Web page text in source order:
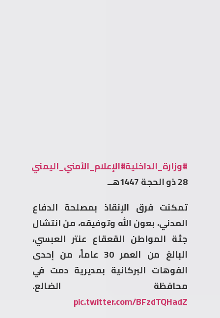
#وزارة_الداخلية#الإعلام_الأمني_اليمني
28 ذو الحجة 1447هــ
تمكنت فرق الإنقاذ بمصلحة الدفاع
المدني، بعون الله وتوفيقه، من انتشال
جثة المواطن القعقاع عنتر العبسي،
البالغ من العمر 30 عاماً، من إحدى
الفوهات البركانية بمديرية دمت في
محافظة الضالع.
pic.twitter.com/BFzdTQHadZ